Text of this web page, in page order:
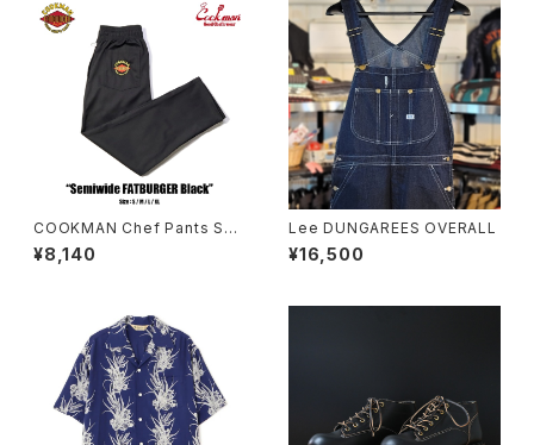
COOKMAN Chef Pants Se
miwide FATBURGER Black
¥8,140
Lee DUNGAREES OVERALL
¥16,500